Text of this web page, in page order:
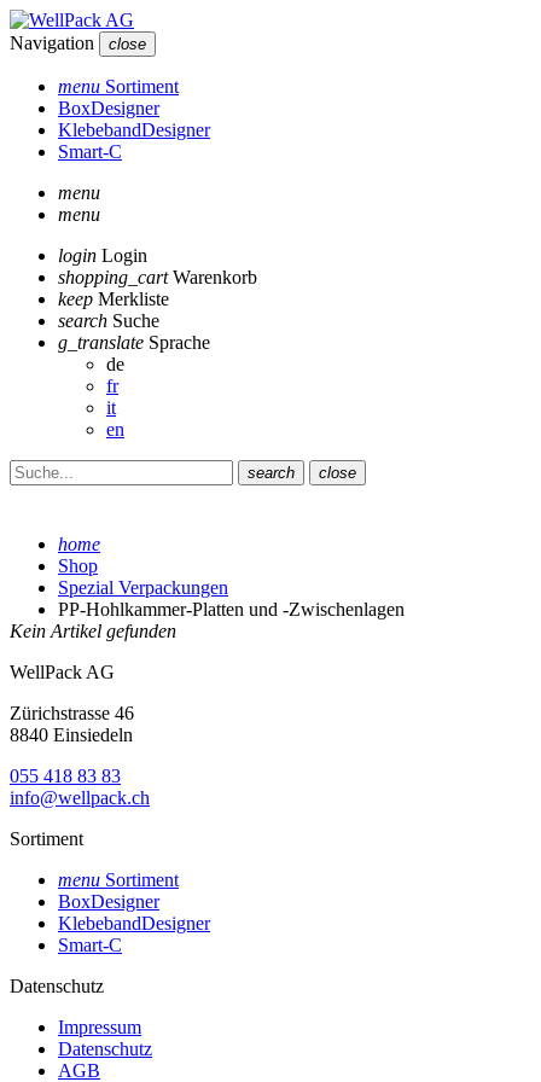
Navigation close
menu Sortiment
BoxDesigner
KlebebandDesigner
Smart-C
menu
menu
login Login
shopping_cart Warenkorb
keep Merkliste
search Suche
g_translate Sprache
de
fr
it
en
search close
home
Shop
Spezial Verpackungen
PP-Hohlkammer-Platten und -Zwischenlagen
Kein Artikel gefunden
WellPack AG
Zürichstrasse 46
8840 Einsiedeln
055 418 83 83
info@wellpack.ch
Sortiment
menu Sortiment
BoxDesigner
KlebebandDesigner
Smart-C
Datenschutz
Impressum
Datenschutz
AGB